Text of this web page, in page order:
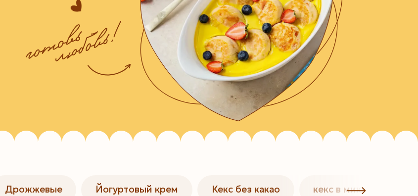
Дрожжевые Йогуртовый крем Кекс без какао кекс в микроволновке